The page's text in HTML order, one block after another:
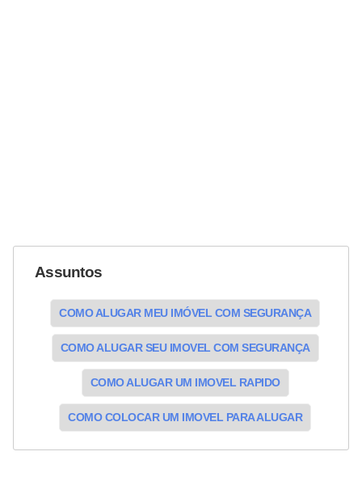
Assuntos
COMO ALUGAR MEU IMÓVEL COM SEGURANÇA
COMO ALUGAR SEU IMOVEL COM SEGURANÇA
COMO ALUGAR UM IMOVEL RAPIDO
COMO COLOCAR UM IMOVEL PARA ALUGAR